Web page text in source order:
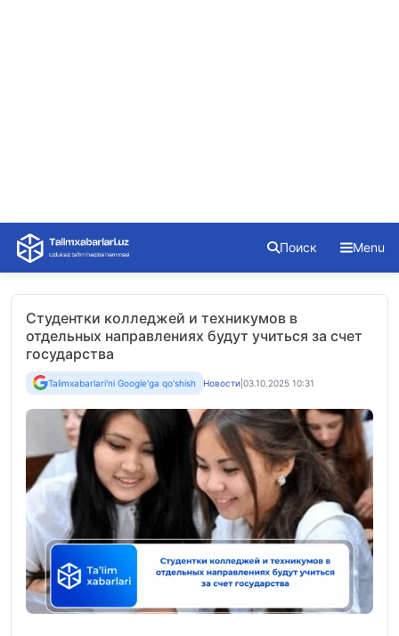
Skip
content
Поиск Menu
Студентки колледжей и техникумов в
отдельных направлениях будут учиться за счет
государства
Talimxabarlari'ni Google'ga qo'shish Новости 03.10.2025 10:31